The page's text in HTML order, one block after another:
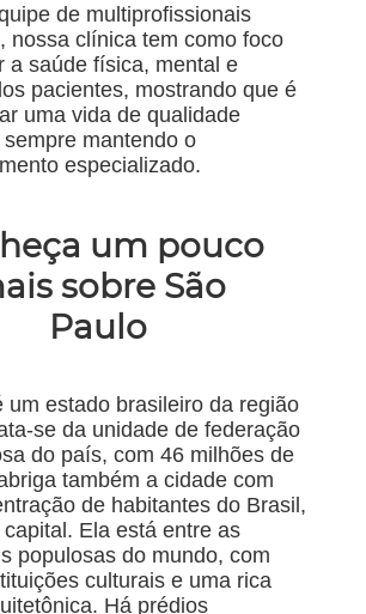
de multiprofissionais
nossa clínica tem como foco
a saúde física, mental e
pacientes, mostrando que é
uma vida de qualidade
mantendo o
especializado.
um pouco
sobre São
Paulo
um estado brasileiro da região
se da unidade de federação
do país, com 46 milhões de
também a cidade com
de habitantes do Brasil,
Ela está entre as
populosas do mundo, com
culturais e uma rica
Há prédios